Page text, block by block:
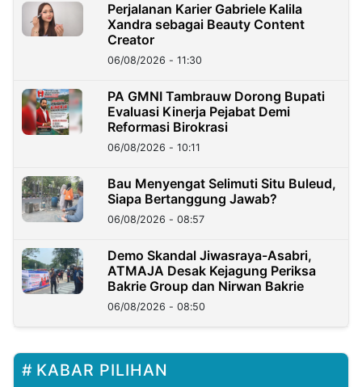
Perjalanan Karier Gabriele Kalila
Xandra sebagai Beauty Content
Creator
06/08/2026 - 11:30
PA GMNI Tambrauw Dorong Bupati
Evaluasi Kinerja Pejabat Demi
Reformasi Birokrasi
06/08/2026 - 10:11
Bau Menyengat Selimuti Situ Buleud,
Siapa Bertanggung Jawab?
06/08/2026 - 08:57
Demo Skandal Jiwasraya-Asabri,
ATMAJA Desak Kejagung Periksa
Bakrie Group dan Nirwan Bakrie
06/08/2026 - 08:50
KABAR PILIHAN